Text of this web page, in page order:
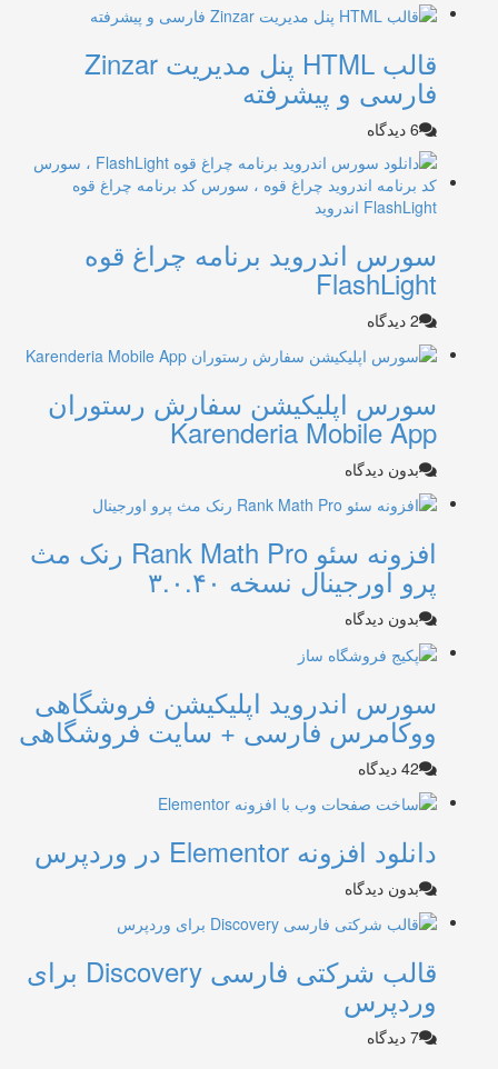
قالب HTML پنل مدیریت Zinzar
فارسی و پیشرفته
6 دیدگاه
سورس اندروید برنامه چراغ قوه
FlashLight
2 دیدگاه
سورس اپلیکیشن سفارش رستوران
Karenderia Mobile App
بدون دیدگاه
افزونه سئو Rank Math Pro رنک مث
پرو اورجینال نسخه ۳.۰.۴۰
بدون دیدگاه
سورس اندروید اپلیکیشن فروشگاهی
ووکامرس فارسی + سایت فروشگاهی
42 دیدگاه
دانلود افزونه Elementor در وردپرس
بدون دیدگاه
قالب شرکتی فارسی Discovery برای
وردپرس
7 دیدگاه